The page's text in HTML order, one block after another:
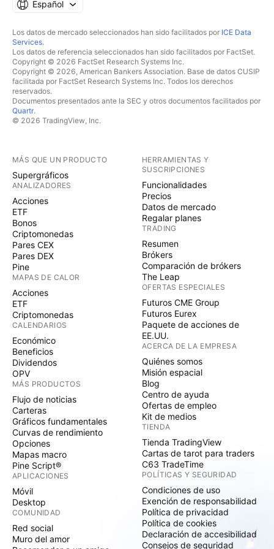
siguientes sesiones el clásico retroceso ABC. Con
mayo, creemos que el subindice que toma el
comportamiento de semiconductores, puede
registrar un retroceso de hasta el 3.92% que equivale
al nivel .236 de Fibo. ¿Cómo aprovechar este
movimiento en un activo "convencional"? Existe un
ETF llamado SOXS, el cual replica a la inversa X3 el
comportamiento de una canasta de acciones del
ganaría 9%.
Español
Los datos de mercado seleccionados han sido facilitados por ICE Data
Services.
Los datos de referencia seleccionados han sido facilitados por FactSet.
Copyright © 2026 FactSet Research Systems Inc.
Copyright © 2026, American Bankers Association. Base de datos CUSIP
facilitada por FactSet Research Systems Inc. Todos los derechos
reservados.
Documentos presentados ante la SEC y otros documentos facilitados por
Quartr.
© 2026 TradingView, Inc.
MÁS QUE UN PRODUCTO
Supergráficos
ANALIZADORES
Acciones
ETF
Bonos
Criptomonedas
Pares CEX
Pares DEX
Pine
MAPAS DE CALOR
Acciones
ETF
Criptomonedas
CALENDARIOS
Económico
Beneficios
Dividendos
OPV
MÁS PRODUCTOS
Flujo de noticias
Carteras
Gráficos fundamentales
Curvas de rendimiento
Opciones
Mapas macro
Pine Script®
APLICACIONES
Móvil
Desktop
COMUNIDAD
Red social
Muro del amor
HERRAMIENTAS Y
SUSCRIPCIONES
Funcionalidades
Precios
Datos de mercado
Regalar planes
TRADING
Resumen
Brókers
Comparación de brókers
The Leap
OFERTAS ESPECIALES
Futuros CME Group
Futuros Eurex
Paquete de acciones de
EE.UU.
ACERCA DE LA EMPRESA
Quiénes somos
Misión espacial
Blog
Centro de ayuda
Ofertas de empleo
Kit de medios
TIENDA
Tienda TradingView
Cartas de tarot para traders
C63 TradeTime
POLÍTICAS Y SEGURIDAD
Condiciones de uso
Exención de responsabilidad
Política de privacidad
Política de cookies
Declaración de accesibilidad
Consejos de seguridad